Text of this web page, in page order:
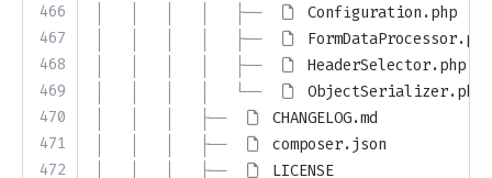
466
467
468
469
470
471
472
│   │   │   │   ├──
Configuration.php
│   │   │   │   ├──
FormDataProcessor.php
│   │   │   │   ├──
HeaderSelector.php
│   │   │   │   └──
ObjectSerializer.php
│   │   │   ├──
CHANGELOG.md
│   │   │   ├──
composer.json
│   │   │   ├──
LICENSE